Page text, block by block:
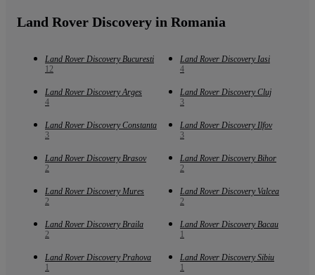
Land Rover Discovery in Romania
Land Rover Discovery Bucuresti
12
Land Rover Discovery Iasi
4
Land Rover Discovery Arges
4
Land Rover Discovery Cluj
3
Land Rover Discovery Constanta
3
Land Rover Discovery Ilfov
3
Land Rover Discovery Brasov
2
Land Rover Discovery Bihor
2
Land Rover Discovery Mures
2
Land Rover Discovery Valcea
2
Land Rover Discovery Braila
2
Land Rover Discovery Bacau
1
Land Rover Discovery Prahova
1
Land Rover Discovery Sibiu
1